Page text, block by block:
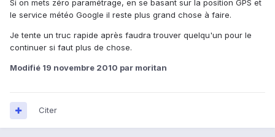
Si on mets zéro paramétrage, en se basant sur la position GPS et
le service météo Google il reste plus grand chose à faire.
Je tente un truc rapide après faudra trouver quelqu'un pour le
continuer si faut plus de chose.
Modifié 19 novembre 2010 par moritan
Citer